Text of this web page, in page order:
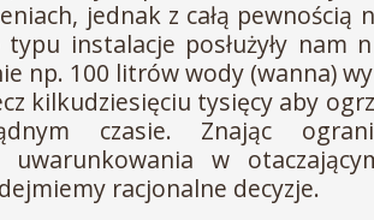
jednak z całą pewnością
instalacje posłużyły nam
np. 100 litrów wody (wanna)
kilkudziesięciu tysięcy aby
czasie. Znając
w
racjonalne decyzje.